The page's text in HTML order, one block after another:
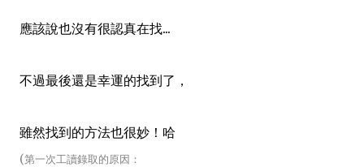
應該說也沒有很認真在找...
不過最後還是幸運的找到了，
雖然找到的方法也很妙！哈
(第一次工讀錄取的原因：